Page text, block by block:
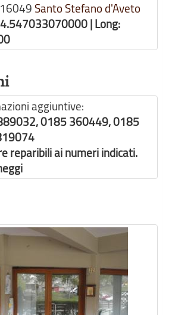
16049 Santo Stefano d'Aveto
| Long:
aggiuntive:
0185 360449, 0185
reparibili ai numeri indicati.